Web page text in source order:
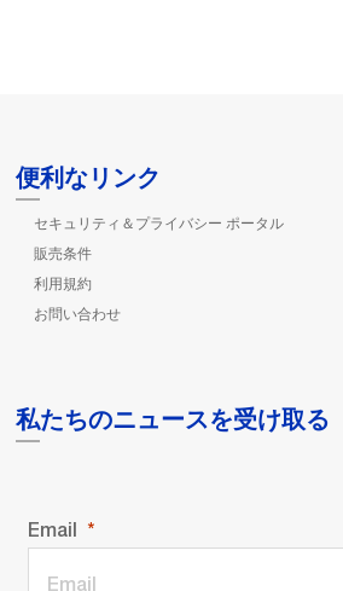
便利なリンク
セキュリティ＆プライバシー ポータル
販売条件
利用規約
お問い合わせ
私たちのニュースを受け取る
Email